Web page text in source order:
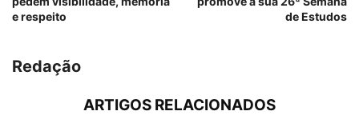
e respeito
de Estudos
Redação
ARTIGOS RELACIONADOS